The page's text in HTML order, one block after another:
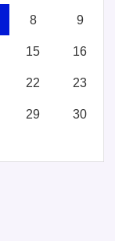
8 9
15 16
22 23
29 30